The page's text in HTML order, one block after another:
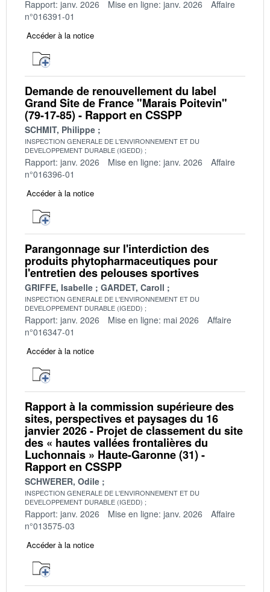
Rapport: janv. 2026 Mise en ligne: janv. 2026
Affaire
n°016391-01
Accéder à la notice
Demande de renouvellement du label
Grand Site de France "Marais Poitevin"
(79-17-85) - Rapport en CSSPP
SCHMIT, Philippe
INSPECTION GENERALE DE L'ENVIRONNEMENT ET DU
DEVELOPPEMENT DURABLE (IGEDD)
Rapport: janv. 2026 Mise en ligne: janv. 2026
Affaire
n°016396-01
Accéder à la notice
Parangonnage sur l'interdiction des
produits phytopharmaceutiques pour
l'entretien des pelouses sportives
GRIFFE, Isabelle GARDET, Caroll
INSPECTION GENERALE DE L'ENVIRONNEMENT ET DU
DEVELOPPEMENT DURABLE (IGEDD)
Rapport: janv. 2026 Mise en ligne: mai 2026
Affaire
n°016347-01
Accéder à la notice
Rapport à la commission supérieure des
sites, perspectives et paysages du 16
janvier 2026 - Projet de classement du site
des « hautes vallées frontalières du
Luchonnais » Haute-Garonne (31) -
Rapport en CSSPP
SCHWERER, Odile
INSPECTION GENERALE DE L'ENVIRONNEMENT ET DU
DEVELOPPEMENT DURABLE (IGEDD)
Rapport: janv. 2026 Mise en ligne: janv. 2026
Affaire
n°013575-03
Accéder à la notice